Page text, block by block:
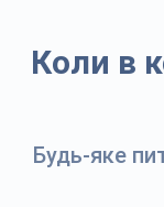
Коли в
Будь-яке